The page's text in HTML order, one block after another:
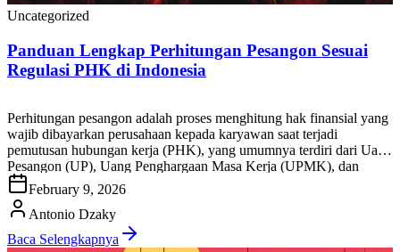
Uncategorized
Panduan Lengkap Perhitungan Pesangon Sesuai
Regulasi PHK di Indonesia
Perhitungan pesangon adalah proses menghitung hak finansial yang
wajib dibayarkan perusahaan kepada karyawan saat terjadi
pemutusan hubungan kerja (PHK), yang umumnya terdiri dari Uang
Pesangon (UP), Uang Penghargaan Masa Kerja (UPMK), dan
Uang Penggantian Hak (UPH), sesuai ketentuan peraturan
ketenagakerjaan yang berlaku di Indonesia. Bagi HR, tim payroll,
pemilik bisnis, maupun karyawan, akurasi hitung pesangon […]
February 9, 2026
Antonio Dzaky
Baca Selengkapnya